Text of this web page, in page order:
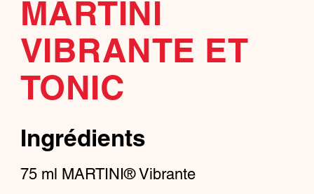
MARTINI
VIBRANTE ET
TONIC
Ingrédients
75 ml MARTINI® Vibrante